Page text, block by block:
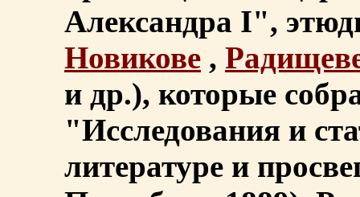
Александра I",
Новикове ,
и др.), которые
"Исследования и
литературе и